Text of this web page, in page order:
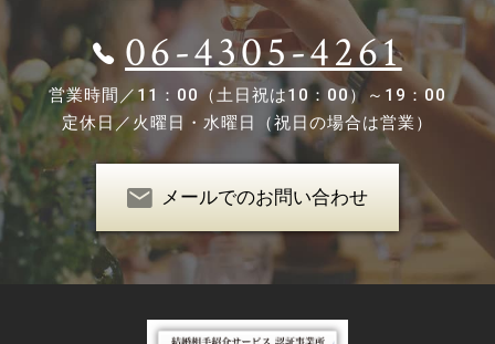
06-4305-4261
営業時間／11：00（土日祝は10：00）～19：00
定休日／火曜日・水曜日（祝日の場合は営業）
メールでのお問い合わせ